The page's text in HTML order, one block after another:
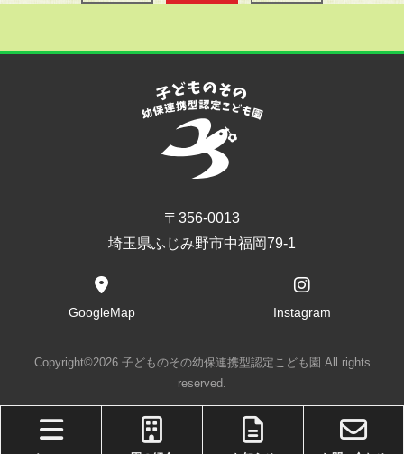
〒356-0013
埼玉県ふじみ野市中福岡79-1
GoogleMap Instagram
Copyright©2026 子どものその幼保連携型認定こども園 All rights
reserved.